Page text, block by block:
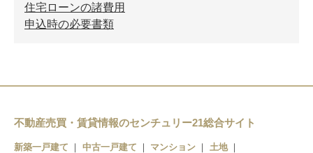
住宅ローンの諸費用
申込時の必要書類
不動産売買・賃貸情報のセンチュリー21総合サイト
新築一戸建て 中古一戸建て マンション
土地